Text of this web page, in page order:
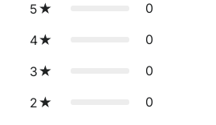
5 0
4 0
3 0
2 0